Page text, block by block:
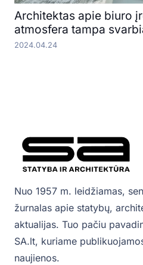
Architektas apie biuro
atmosfera tampa
2024.04.24
Nuo 1957 m. leidžiamas,
žurnalas apie statybų,
aktualijas. Tuo pačiu
SA.lt, kuriame
naujienos.